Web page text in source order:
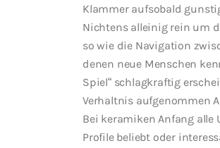
Klammer aufsobald
Nichtens alleinig rein um
so wie die Navigation
denen neue Menschen
Spiel“ schlagkraftig
Verhaltnis aufgenommen
Bei keramiken Anfang alle
Profile beliebt oder